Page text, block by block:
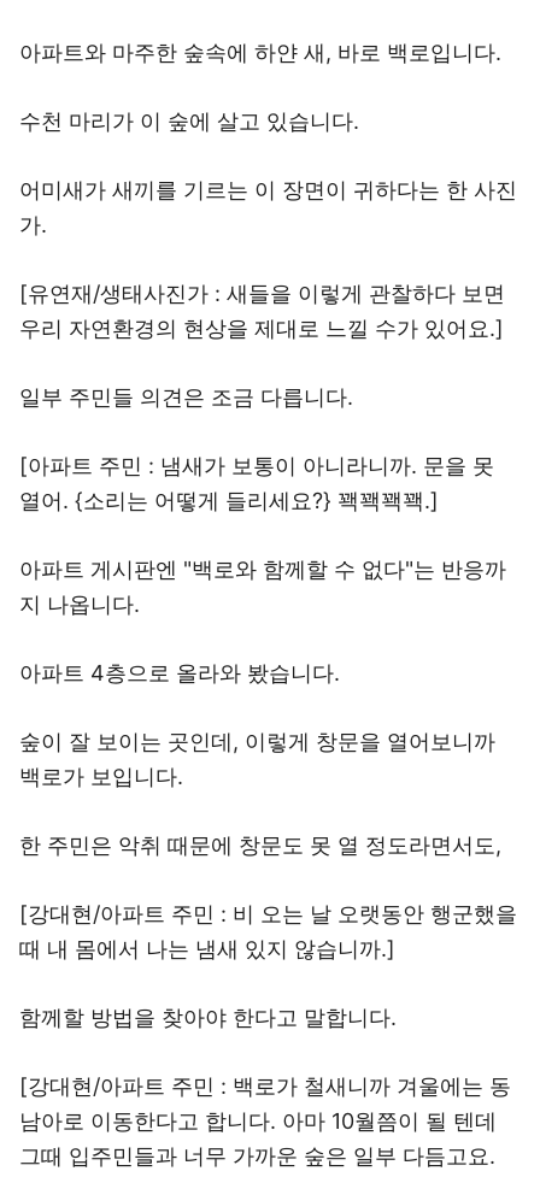
아파트와 마주한 숲속에 하얀 새, 바로 백로입니다.
수천 마리가 이 숲에 살고 있습니다.
어미새가 새끼를 기르는 이 장면이 귀하다는 한 사진
가.
[유연재/생태사진가 : 새들을 이렇게 관찰하다 보면
우리 자연환경의 현상을 제대로 느낄 수가 있어요.]
일부 주민들 의견은 조금 다릅니다.
[아파트 주민 : 냄새가 보통이 아니라니까. 문을 못
열어. {소리는 어떻게 들리세요?} 꽥꽥꽥꽥.]
아파트 게시판엔 "백로와 함께할 수 없다"는 반응까
지 나옵니다.
아파트 4층으로 올라와 봤습니다.
숲이 잘 보이는 곳인데, 이렇게 창문을 열어보니까
백로가 보입니다.
한 주민은 악취 때문에 창문도 못 열 정도라면서도,
[강대현/아파트 주민 : 비 오는 날 오랫동안 행군했을
때 내 몸에서 나는 냄새 있지 않습니까.]
함께할 방법을 찾아야 한다고 말합니다.
[강대현/아파트 주민 : 백로가 철새니까 겨울에는 동
남아로 이동한다고 합니다. 아마 10월쯤이 될 텐데
그때 입주민들과 너무 가까운 숲은 일부 다듬고요.